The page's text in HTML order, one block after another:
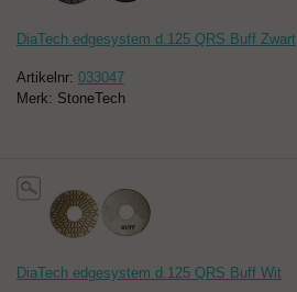
DiaTech edgesystem d.125 QRS Buff Zwart
Artikelnr: 033047
Merk: StoneTech
DiaTech edgesystem d.125 QRS Buff Wit